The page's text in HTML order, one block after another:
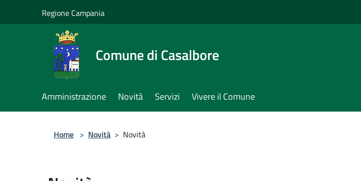
Regione Campania
Comune di Casalbore
Amministrazione Novità Servizi Vivere il Comune
Home > Novità > Novità